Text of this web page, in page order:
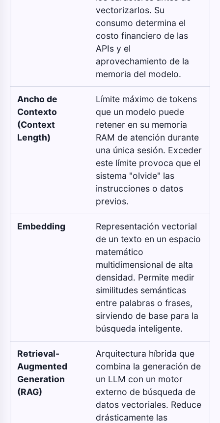
vectorizarlos. Su
consumo determina el
costo financiero de las
APIs y el
aprovechamiento de la
memoria del modelo.
Ancho de
Contexto
(Context
Length)
Límite máximo de tokens
que un modelo puede
retener en su memoria
RAM de atención durante
una única sesión. Exceder
este límite provoca que el
sistema "olvide" las
instrucciones o datos
previos.
Embedding
Representación vectorial
de un texto en un espacio
matemático
multidimensional de alta
densidad. Permite medir
similitudes semánticas
entre palabras o frases,
sirviendo de base para la
búsqueda inteligente.
Retrieval-
Augmented
Generation
(RAG)
Arquitectura híbrida que
combina la generación de
un LLM con un motor
externo de búsqueda de
datos vectoriales. Reduce
drásticamente las